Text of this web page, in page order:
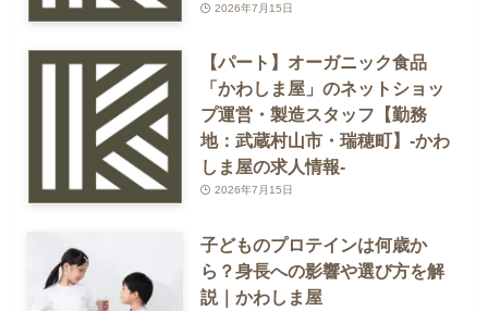
2026年7月15日
【パート】オーガニック食品
「かわしま屋」のネットショッ
プ運営・製造スタッフ【勤務
地：武蔵村山市・瑞穂町】-かわ
しま屋の求人情報-
2026年7月15日
子どものプロテインは何歳か
ら？身長への影響や選び方を解
説｜かわしま屋